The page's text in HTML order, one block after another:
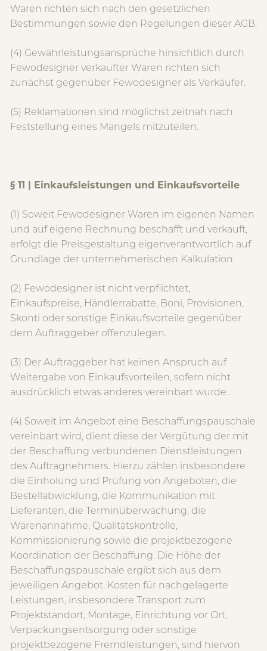
Waren richten sich nach den gesetzlichen
Bestimmungen sowie den Regelungen dieser AGB.
(4) Gewährleistungsansprüche hinsichtlich durch
Fewodesigner verkaufter Waren richten sich
zunächst gegenüber Fewodesigner als Verkäufer.
(5) Reklamationen sind möglichst zeitnah nach
Feststellung eines Mangels mitzuteilen.
§ 11 | Einkaufsleistungen und Einkaufsvorteile
(1) Soweit Fewodesigner Waren im eigenen Namen
und auf eigene Rechnung beschafft und verkauft,
erfolgt die Preisgestaltung eigenverantwortlich auf
Grundlage der unternehmerischen Kalkulation.
(2) Fewodesigner ist nicht verpflichtet,
Einkaufspreise, Händlerrabatte, Boni, Provisionen,
Skonti oder sonstige Einkaufsvorteile gegenüber
dem Auftraggeber offenzulegen.
(3) Der Auftraggeber hat keinen Anspruch auf
Weitergabe von Einkaufsvorteilen, sofern nicht
ausdrücklich etwas anderes vereinbart wurde.
(4) Soweit im Angebot eine Beschaffungspauschale
vereinbart wird, dient diese der Vergütung der mit
der Beschaffung verbundenen Dienstleistungen
des Auftragnehmers. Hierzu zählen insbesondere
die Einholung und Prüfung von Angeboten, die
Bestellabwicklung, die Kommunikation mit
Lieferanten, die Terminüberwachung, die
Warenannahme, Qualitätskontrolle,
Kommissionierung sowie die projektbezogene
Koordination der Beschaffung. Die Höhe der
Beschaffungspauschale ergibt sich aus dem
jeweiligen Angebot. Kosten für nachgelagerte
Leistungen, insbesondere Transport zum
Projektstandort, Montage, Einrichtung vor Ort,
Verpackungsentsorgung oder sonstige
projektbezogene Fremdleistungen, sind hiervon